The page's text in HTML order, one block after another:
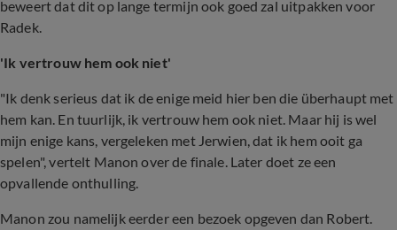
beweert dat dit op lange termijn ook goed zal uitpakken voor
Radek.
'Ik vertrouw hem ook niet'
"Ik denk serieus dat ik de enige meid hier ben die überhaupt met
hem kan. En tuurlijk, ik vertrouw hem ook niet. Maar hij is wel
mijn enige kans, vergeleken met Jerwien, dat ik hem ooit ga
spelen", vertelt Manon over de finale. Later doet ze een
opvallende onthulling.
Manon zou namelijk eerder een bezoek opgeven dan Robert.